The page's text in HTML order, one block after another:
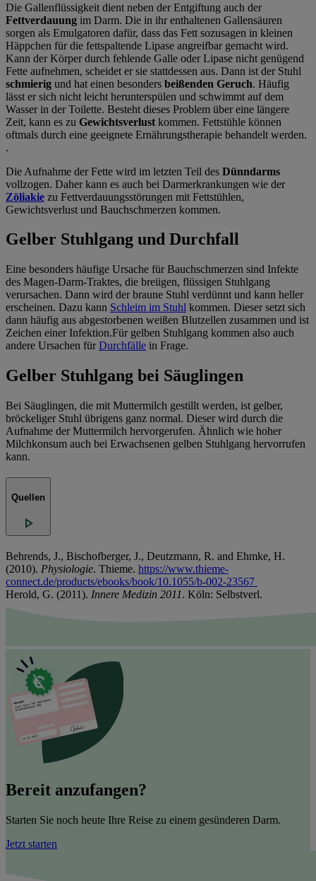
Die Gallenflüssigkeit dient neben der Entgiftung auch der
Fettverdauung im Darm. Die in ihr enthaltenen Gallensäuren
sorgen als Emulgatoren dafür, dass das Fett sozusagen in kleinen
Häppchen für die fettspaltende Lipase angreifbar gemacht wird.
Kann der Körper durch fehlende Galle oder Lipase nicht genügend
Fette aufnehmen, scheidet er sie stattdessen aus. Dann ist der Stuhl
schmierig und hat einen besonders beißenden Geruch. Häufig
lässt er sich nicht leicht herunterspülen und schwimmt auf dem
Wasser in der Toilette. Besteht dieses Problem über eine längere
Zeit, kann es zu Gewichtsverlust kommen. Fettstühle können
oftmals durch eine geeignete Ernährungstherapie behandelt werden.
.
Die Aufnahme der Fette wird im letzten Teil des Dünndarms
vollzogen. Daher kann es auch bei Darmerkrankungen wie der
Zöliakie zu Fettverdauungsstörungen mit Fettstühlen,
Gewichtsverlust und Bauchschmerzen kommen.
Gelber Stuhlgang und Durchfall
Eine besonders häufige Ursache für Bauchschmerzen sind Infekte
des Magen-Darm-Traktes, die breiigen, flüssigen Stuhlgang
verursachen. Dann wird der braune Stuhl verdünnt und kann heller
erscheinen. Dazu kann Schleim im Stuhl kommen. Dieser setzt sich
dann häufig aus abgestorbenen weißen Blutzellen zusammen und ist
Zeichen einer Infektion.Für gelben Stuhlgang kommen also auch
andere Ursachen fürDurchfälle in Frage.
Gelber Stuhlgang bei Säuglingen
Bei Säuglingen, die mit Muttermilch gestillt werden, ist gelber,
bröckeliger Stuhl übrigens ganz normal. Dieser wird durch die
Aufnahme der Muttermilch hervorgerufen. Ähnlich wie hoher
Milchkonsum auch bei Erwachsenen gelben Stuhlgang hervorrufen
kann.
Quellen
Behrends, J., Bischofberger, J., Deutzmann, R. and Ehmke, H.
(2010). Physiologie. Thieme. https://www.thieme-
connect.de/products/ebooks/book/10.1055/b-002-23567
Herold, G. (2011). Innere Medizin 2011. Köln: Selbstverl.
Bereit anzufangen?
Starten Sie noch heute Ihre Reise zu einem gesünderen Darm.
Jetzt starten